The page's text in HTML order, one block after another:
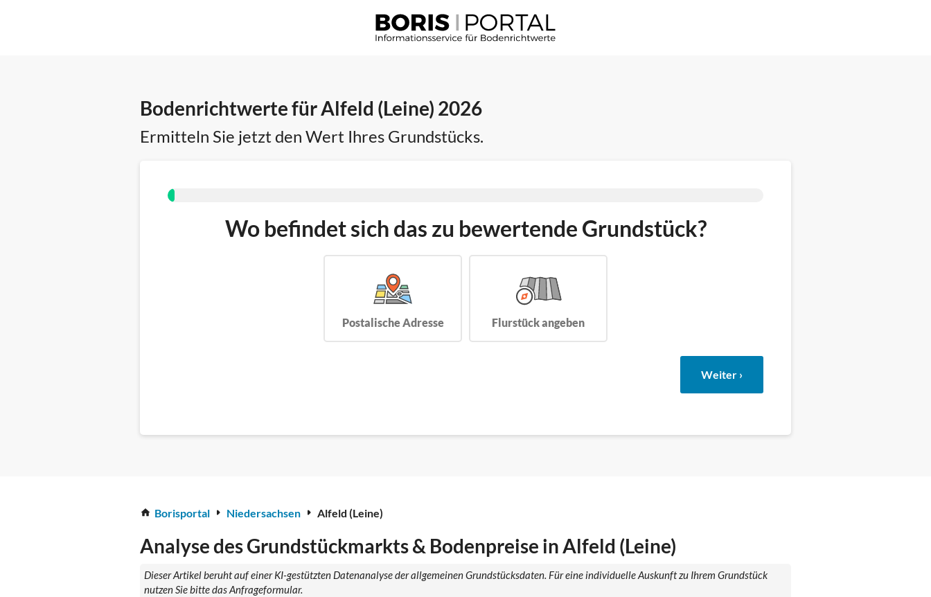
Bodenrichtwerte für Alfeld (Leine) 2026
Ermitteln Sie jetzt den Wert Ihres Grundstücks.
Wo befindet sich das zu bewertende Grundstück?
Postalische Adresse Flurstück angeben
Weiter ›
Borisportal Niedersachsen Alfeld (Leine)
Analyse des Grundstückmarkts & Bodenpreise in Alfeld (Leine)
Dieser Artikel beruht auf einer KI-gestützten Datenanalyse der allgemeinen Grundstücksdaten. Für eine individuelle Auskunft zu Ihrem Grundstück
nutzen Sie bitte das Anfrageformular.